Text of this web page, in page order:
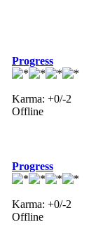
Progress
Karma: +0/-2
Offline
Progress
Karma: +0/-2
Offline